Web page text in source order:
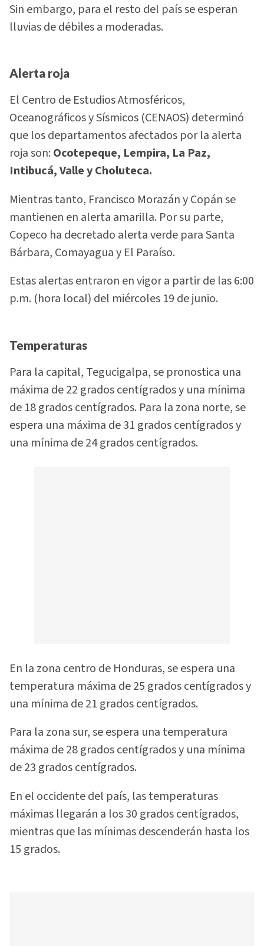
Sin embargo, para el resto del país se esperan
lluvias de débiles a moderadas.
Alerta roja
El Centro de Estudios Atmosféricos,
Oceanográficos y Sísmicos (CENAOS) determinó
que los departamentos afectados por la alerta
roja son: Ocotepeque, Lempira, La Paz,
Intibucá, Valle y Choluteca.
Mientras tanto, Francisco Morazán y Copán se
mantienen en alerta amarilla. Por su parte,
Copeco ha decretado alerta verde para Santa
Bárbara, Comayagua y El Paraíso.
Estas alertas entraron en vigor a partir de las 6:00
p.m. (hora local) del miércoles 19 de junio.
Temperaturas
Para la capital, Tegucigalpa, se pronostica una
máxima de 22 grados centígrados y una mínima
de 18 grados centígrados. Para la zona norte, se
espera una máxima de 31 grados centígrados y
una mínima de 24 grados centígrados.
En la zona centro de Honduras, se espera una
temperatura máxima de 25 grados centígrados y
una mínima de 21 grados centígrados.
Para la zona sur, se espera una temperatura
máxima de 28 grados centígrados y una mínima
de 23 grados centígrados.
En el occidente del país, las temperaturas
máximas llegarán a los 30 grados centígrados,
mientras que las mínimas descenderán hasta los
15 grados.